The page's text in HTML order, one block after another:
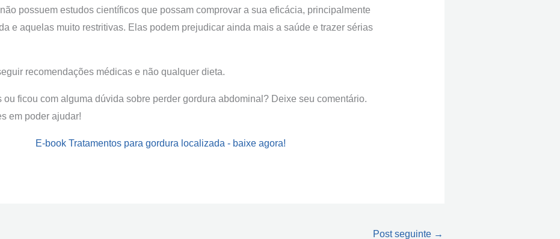
possuem estudos científicos que possam comprovar a sua eficácia, principalmente
e aquelas muito restritivas. Elas podem prejudicar ainda mais a saúde e trazer sérias
recomendações médicas e não qualquer dieta.
ou ficou com alguma dúvida sobre perder gordura abdominal? Deixe seu comentário.
em poder ajudar!
Post seguinte →